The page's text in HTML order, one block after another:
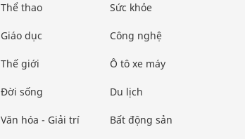
Thể thao
Giáo dục
Thế giới
Đời sống
Văn hóa - Giải trí
Sức khỏe
Công nghệ
Ô tô xe máy
Du lịch
Bất động sản